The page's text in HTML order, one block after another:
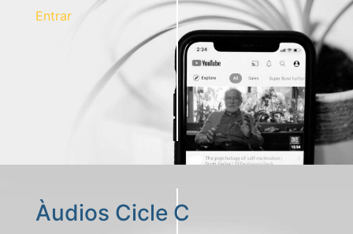
Entrar
Àudios Cicle C